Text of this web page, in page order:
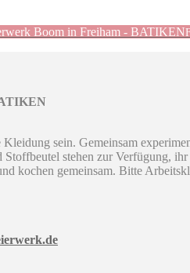
Boom in Freiham - BATIKEN
sein. Gemeinsam
stehen zur Verfügung,
kochen gemeinsam. Bitte